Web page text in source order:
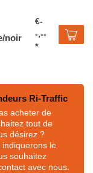
noir
€-
-,--
*
Ri-Traffic
acheter de
tout de
désirez ?
le
souhaitez
avec nous.